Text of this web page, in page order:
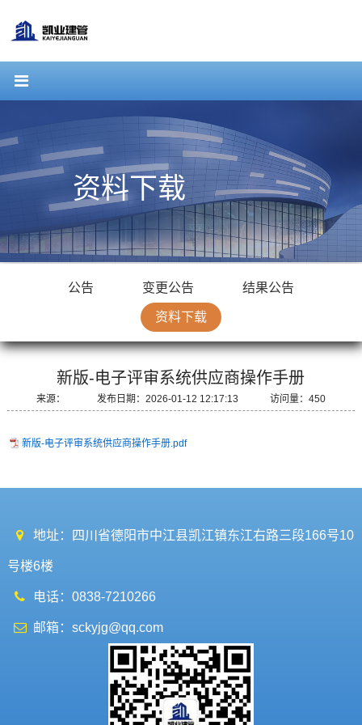
资料下载
公告 变更公告 结果公告
资料下载
新版-电子评审系统供应商操作手册
来源： 发布日期：2026-01-12 12:17:13 访问量：450
新版-电子评审系统供应商操作手册.pdf
地址：四川省德阳市中江县凯江镇东江右路三段166号10
号楼6楼
电话：0838-7210266
邮箱：sckyjg@qq.com